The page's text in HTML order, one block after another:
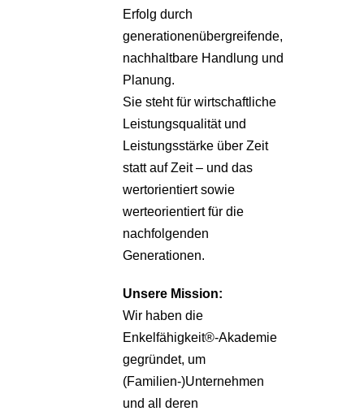
Erfolg durch
generationenübergreifende,
nachhaltbare Handlung und
Planung.
Sie steht für wirtschaftliche
Leistungsqualität und
Leistungsstärke über Zeit
statt auf Zeit – und das
wertorientiert sowie
werteorientiert für die
nachfolgenden
Generationen.
Unsere Mission:
Wir haben die
Enkelfähigkeit®-Akademie
gegründet, um
(Familien-)Unternehmen
und all deren